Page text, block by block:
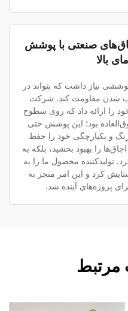
صنعتی با پوشش
بالا
نیاز داشت که بتواند در
شدن مقاومت کند. شرکت
را ارائه داد که روی سطوح
بود؛ این پوشش حتی
و یکپارچگی خود را حفظ
را بهبود بخشید، بلکه به
تولیدکننده محصول ما را به
کرد و این امر منجر به
پروژه‌های آینده شد.